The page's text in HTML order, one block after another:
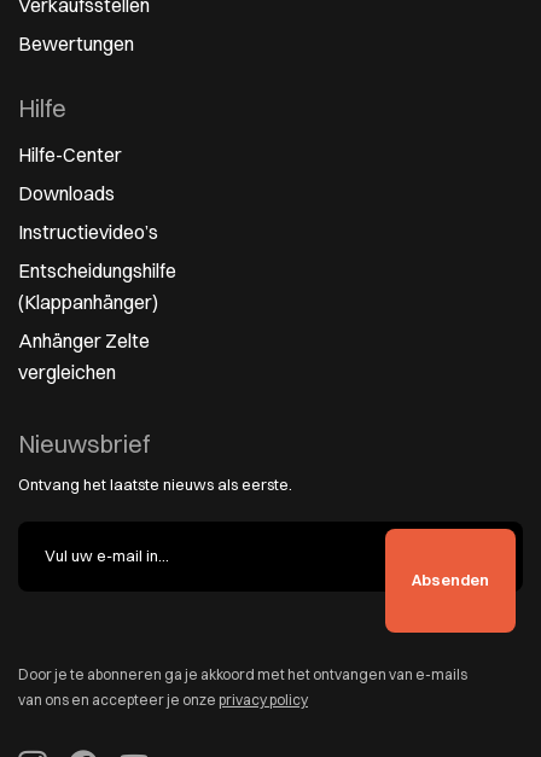
Bewertungen
Hilfe
Hilfe-Center
Downloads
Instructievideo’s
Entscheidungshilfe
(Klappanhänger)
Anhänger Zelte
vergleichen
Nieuwsbrief
Ontvang het laatste nieuws als eerste.
Door je te abonneren ga je akkoord met het ontvangen van e-mails
van ons en accepteer je onze privacy policy